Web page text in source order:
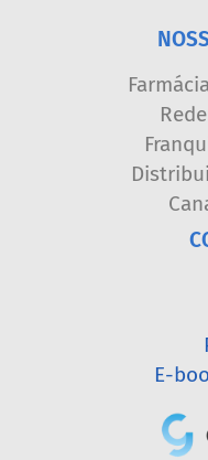
E-